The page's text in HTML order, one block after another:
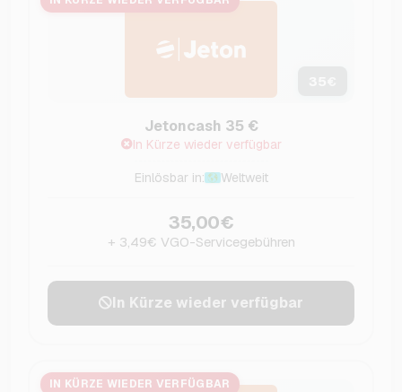
Jetoncash 35 €
In Kürze wieder verfügbar
Einlösbar in: Weltweit
35,00€
+ 3,49€ VGO-Servicegebühren
In Kürze wieder verfügbar
IN KÜRZE WIEDER VERFÜGBAR